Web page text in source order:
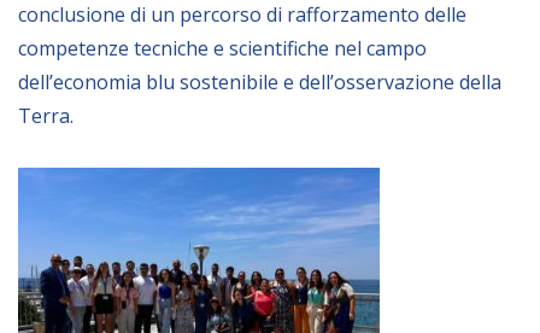
conclusione di un percorso di rafforzamento delle
competenze tecniche e scientifiche nel campo
dell’economia blu sostenibile e dell’osservazione della
Terra.